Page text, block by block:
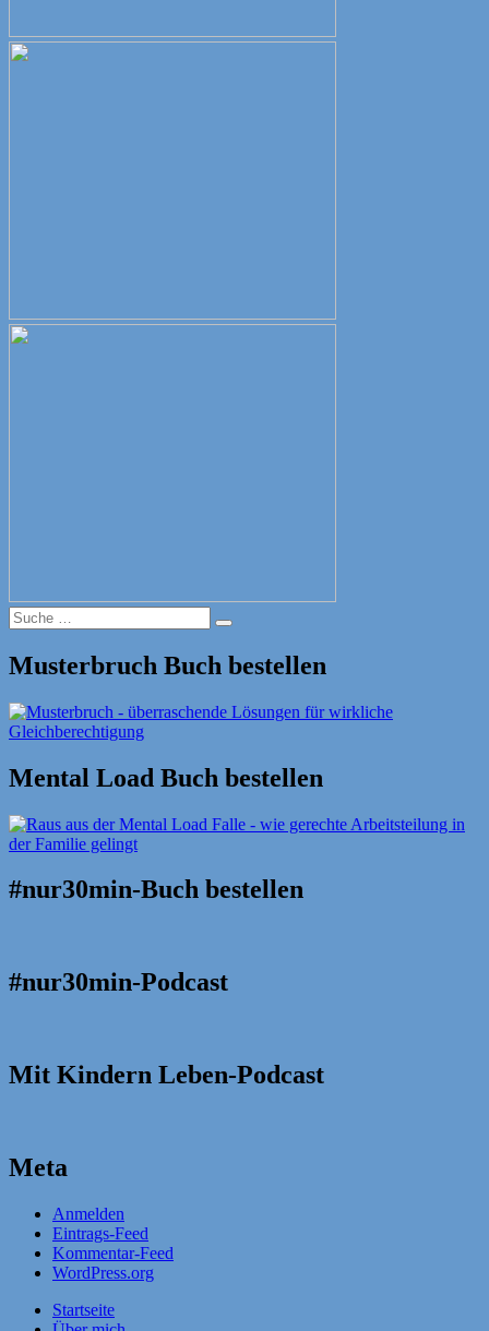
Suche
nach:
Suche
Musterbruch Buch bestellen
Mental Load Buch bestellen
#nur30min-Buch bestellen
#nur30min-Podcast
Mit Kindern Leben-Podcast
Meta
Anmelden
Eintrags-Feed
Kommentar-Feed
WordPress.org
Startseite